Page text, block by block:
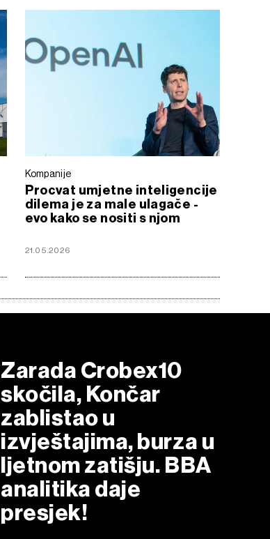
Kompanije
Procvat umjetne inteligencije
dilema je za male ulagače -
evo kako se nositi s njom
21.05.2026
Zarada Crobex10
skočila, Končar
zablistao u
izvještajima, burza u
ljetnom zatišju. BBA
analitika daje
presjek!